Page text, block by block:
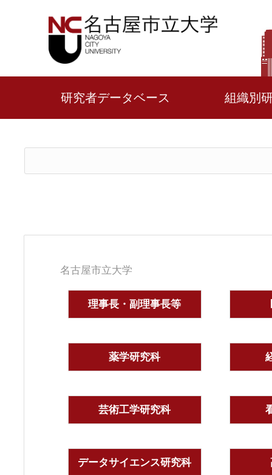
研究者データベース 組織別
名古屋市立大学
理事長・副理事長等
薬学研究科
芸術工学研究科
データサイエンス研究科